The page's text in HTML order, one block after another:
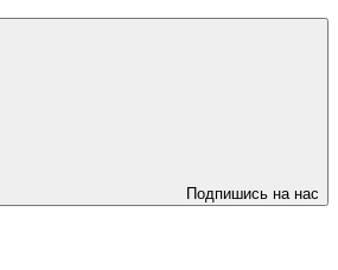
Подпишись на нас